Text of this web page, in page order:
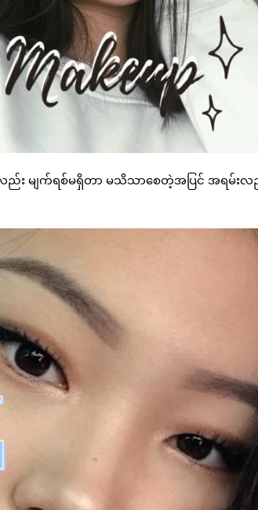
င်လည်း မျက်ရစ်မရှိတာ မသိသာစေတဲ့အပြင် အရမ်း